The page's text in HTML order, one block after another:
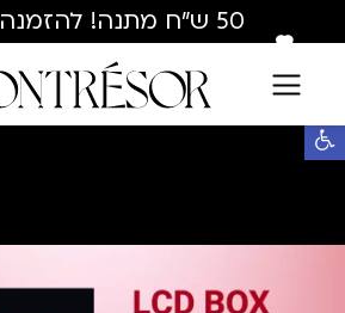
פתח סרגל נגישות
Skip to Content
Contact Us 50 ש"ח מתנה!
בלבד : hey50